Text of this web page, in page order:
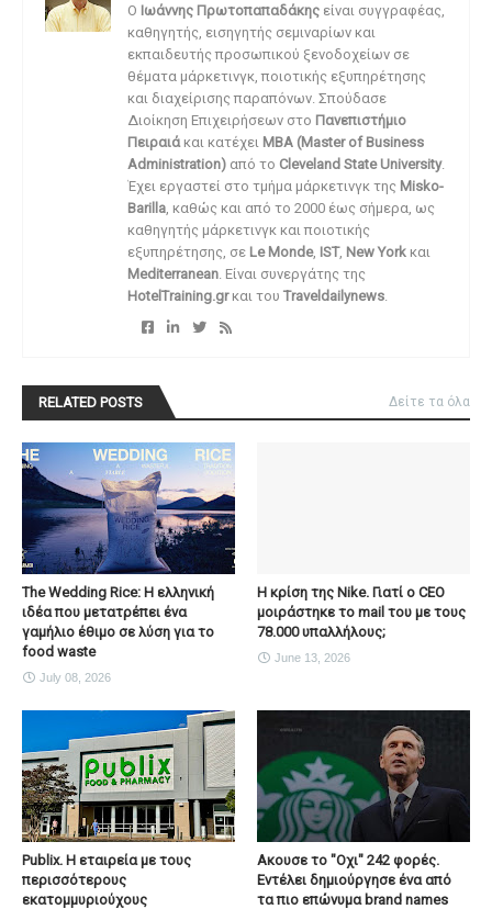
O Ιωάννης Πρωτοπαπαδάκης είναι συγγραφέας,
καθηγητής, εισηγητής σεμιναρίων και
εκπαιδευτής προσωπικού ξενοδοχείων σε
θέματα μάρκετινγκ, ποιοτικής εξυπηρέτησης
και διαχείρισης παραπόνων. Σπούδασε
Διοίκηση Επιχειρήσεων στο Πανεπιστήμιο
Πειραιάκαι κατέχει MBA (Master of Business
Administration) από το Cleveland State University.
Έχει εργαστεί στο τμήμα μάρκετινγκ της Misko-
Barilla, καθώς και από το 2000 έως σήμερα, ως
καθηγητής μάρκετινγκ και ποιοτικής
εξυπηρέτησης, σε Le Monde, IST, New York και
Mediterranean. Είναι συνεργάτης της
HotelTraining.grκαι του Traveldailynews.
RELATED POSTS Δείτε τα όλα
The Wedding Rice: Η ελληνική
ιδέα που μετατρέπει ένα
γαμήλιο έθιμο σε λύση για το
food waste
July 08, 2026
Η κρίση της Nike. Γιατί ο CEO
μοιράστηκε το mail του με τους
78.000 υπαλλήλους;
June 13, 2026
Publix. Η εταιρεία με τους
περισσότερους
εκατομμυριούχους
Ακουσε το "Οχι" 242 φορές.
Εντέλει δημιούργησε ένα από
τα πιο επώνυμα brand names